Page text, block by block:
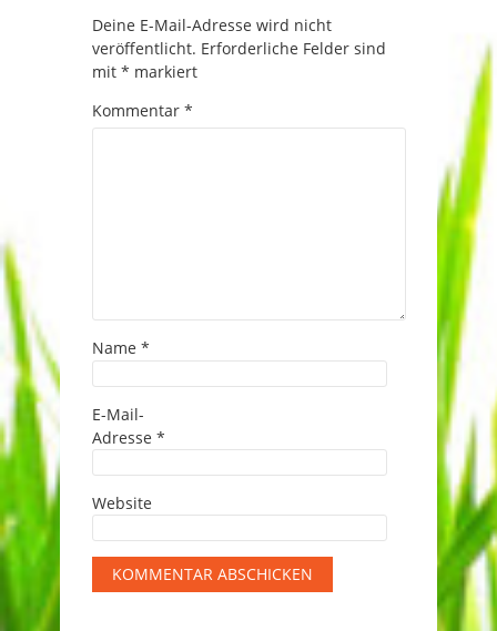
Deine E-Mail-Adresse wird nicht
veröffentlicht. Erforderliche Felder sind
mit * markiert
Kommentar *
Name *
E-Mail-
Adresse *
Website